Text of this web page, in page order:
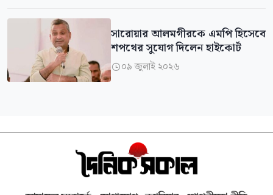
সারোয়ার আলমগীরকে এমপি হিসেবে
শপথের সুযোগ দিলেন হাইকোর্ট
০৯ জুলাই ২০২৬